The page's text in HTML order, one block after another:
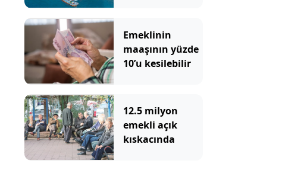
Emeklinin
maaşının yüzde
10’u kesilebilir
12.5 milyon
emekli açık
kıskacında